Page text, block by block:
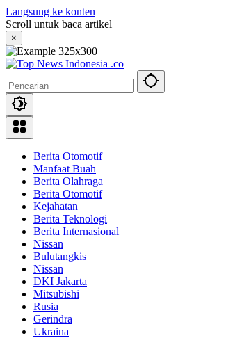
Langsung ke konten
Scroll untuk baca artikel
×
Berita Otomotif
Manfaat Buah
Berita Olahraga
Berita Otomotif
Kejahatan
Berita Teknologi
Berita Internasional
Nissan
Bulutangkis
Nissan
DKI Jakarta
Mitsubishi
Rusia
Gerindra
Ukraina